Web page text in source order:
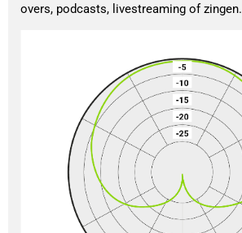
overs, podcasts, livestreaming of zingen.